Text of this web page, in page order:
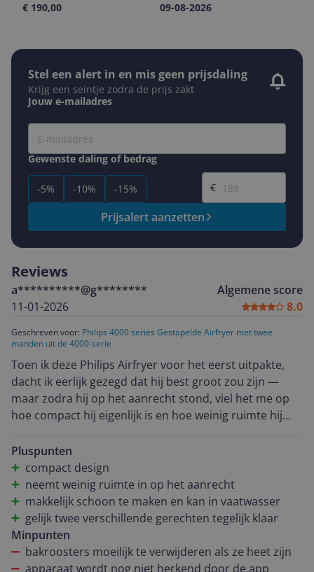
€ 190,00
09-08-2026
Stel een alert in en mis geen prijsdaling
Krijg een seintje zodra de prijs zakt
Jouw e-mailadres
Gewenste daling of bedrag
-5% -10% -15%
Gewenste prijs
€
Prijsalert aanzetten
Reviews
a**********@g********
11-01-2026
Algemene score
8.0
Geschreven voor: Philips 4000 series Gestapelde Airfryer met twee
manden uit de 4000-serie
Toen ik deze Philips Airfryer voor het eerst uitpakte,
dacht ik eerlijk gezegd dat hij best groot zou zijn —
maar zodra hij op het aanrecht stond, viel het me op
hoe compact hij eigenlijk is en hoe weinig ruimte hij
Voor mijn keuken is dat een enorme plus! Wat ik vooral
fijn vind, is dat je door de 2 manden tegelijk te
gebruiken toch eenvoudig voor meerdere personen
kunt koken. De automatische synchronisatie van de
tijden zorgt ervoor dat alles tegelijk klaar is, dus geen
gedoe met gerechten die te vroeg of te laat klaar zijn.
Na het airfryeren is het schoonmaken echt een fluitje
van een cent. De manden hebben blijkbaar een
Pluspunten
compact design
neemt weinig ruimte in op het aanrecht
makkelijk schoon te maken en kan in vaatwasser
gelijk twee verschillende gerechten tegelijk klaar
Minpunten
bakroosters moeilijk te verwijderen als ze heet zijn
apparaat wordt nog niet herkend door de app